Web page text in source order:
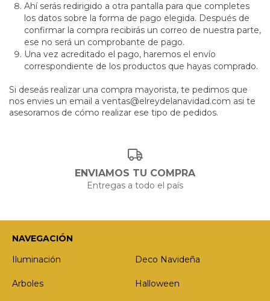
Ahí serás redirigido a otra pantalla para que completes
los datos sobre la forma de pago elegida. Después de
confirmar la compra recibirás un correo de nuestra parte,
ese no será un comprobante de pago.
Una vez acreditado el pago, haremos el envío
correspondiente de los productos que hayas comprado.
Si deseás realizar una compra mayorista, te pedimos que
nos envies un email a ventas@elreydelanavidad.com asi te
asesoramos de cómo realizar ese tipo de pedidos.
ENVIAMOS TU COMPRA
Entregas a todo el país
NAVEGACIÓN
Iluminación
Deco Navideña
Arboles Halloween